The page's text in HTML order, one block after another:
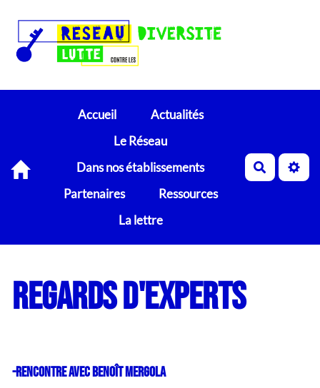
Accueil
Actualités
Le Réseau
Dans nos établissements
Partenaires
Ressources
La lettre
Regards d'experts
-Rencontreavec Benoît Mergola